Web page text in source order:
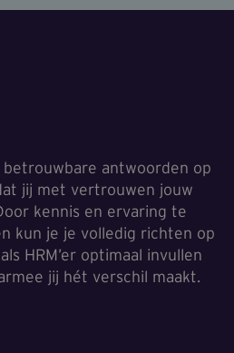
antwoorden op
jij met vertrouwen jouw
kennis en ervaring te
kun je je volledig richten op
HRM’er optimaal invullen
jij hét verschil maakt.